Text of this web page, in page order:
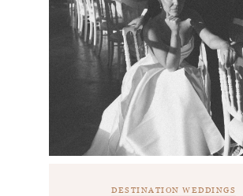
DESTINATION WEDDINGS